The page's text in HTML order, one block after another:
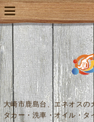
大崎市鹿島台、エネオスの
タカー・洗車・オイル・タ